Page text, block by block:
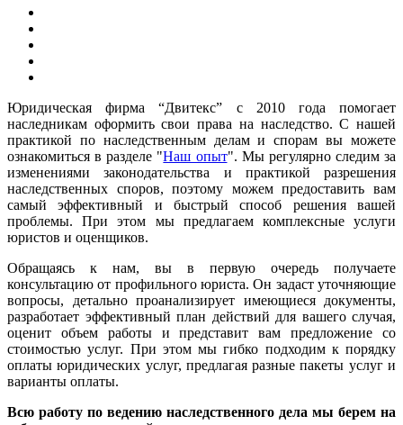
Юридическая фирма “Двитекс” с 2010 года помогает
наследникам оформить свои права на наследство. С нашей
практикой по наследственным делам и спорам вы можете
ознакомиться в разделе "Наш опыт". Мы регулярно следим за
изменениями законодательства и практикой разрешения
наследственных споров, поэтому можем предоставить вам
самый эффективный и быстрый способ решения вашей
проблемы. При этом мы предлагаем комплексные услуги
юристов и оценщиков.
Обращаясь к нам, вы в первую очередь получаете
консультацию от профильного юриста. Он задаст уточняющие
вопросы, детально проанализирует имеющиеся документы,
разработает эффективный план действий для вашего случая,
оценит объем работы и представит вам предложение со
стоимостью услуг. При этом мы гибко подходим к порядку
оплаты юридических услуг, предлагая разные пакеты услуг и
варианты оплаты.
Всю работу по ведению наследственного дела мы берем на